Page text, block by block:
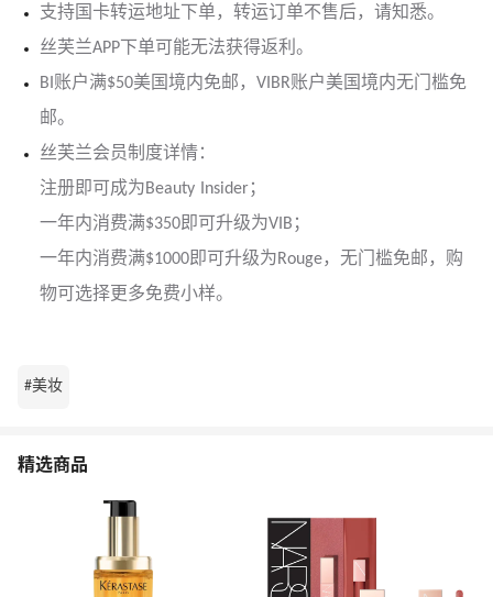
支持国卡转运地址下单，转运订单不售后，请知悉。
丝芙兰APP下单可能无法获得返利。
BI账户满$50美国境内免邮，VIBR账户美国境内无门槛免
邮。
丝芙兰会员制度详情：
注册即可成为Beauty Insider；
一年内消费满$350即可升级为VIB；
一年内消费满$1000即可升级为Rouge，无门槛免邮，购
物可选择更多免费小样。
#美妆
精选商品